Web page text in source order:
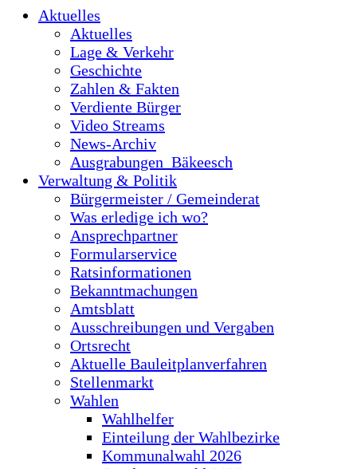
Aktuelles
Aktuelles
Lage & Verkehr
Geschichte
Zahlen & Fakten
Verdiente Bürger
Video Streams
News-Archiv
Ausgrabungen_Bäkeesch
Verwaltung & Politik
Bürgermeister / Gemeinderat
Was erledige ich wo?
Ansprechpartner
Formularservice
Ratsinformationen
Bekanntmachungen
Amtsblatt
Ausschreibungen und Vergaben
Ortsrecht
Aktuelle Bauleitplanverfahren
Stellenmarkt
Wahlen
Wahlhelfer
Einteilung der Wahlbezirke
Kommunalwahl 2026